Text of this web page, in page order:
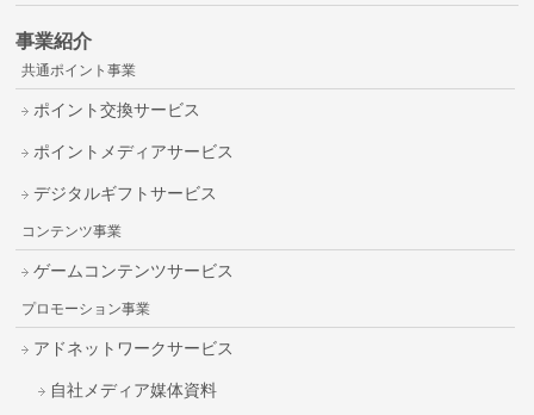
事業紹介
共通ポイント事業
ポイント交換サービス
ポイントメディアサービス
デジタルギフトサービス
コンテンツ事業
ゲームコンテンツサービス
プロモーション事業
アドネットワークサービス
自社メディア媒体資料